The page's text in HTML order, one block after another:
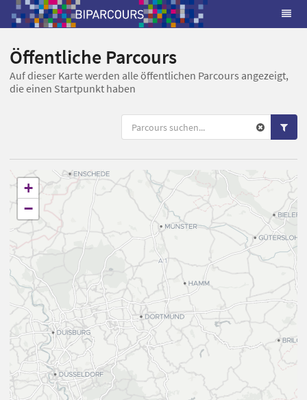
Öffentliche Parcours
Auf dieser Karte werden alle öffentlichen Parcours angezeigt,
die einen Startpunkt haben
+
−